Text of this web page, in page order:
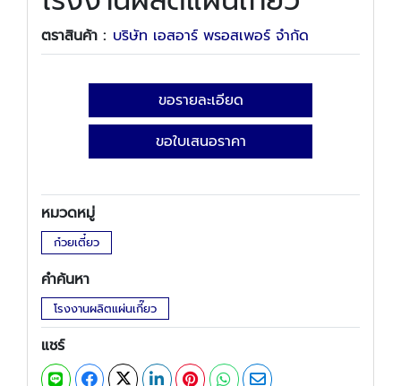
ตราสินค้า : บริษัท เอสอาร์ พรอสเพอร์ จำกัด
ขอรายละเอียด
ขอใบเสนอราคา
หมวดหมู่
ก๋วยเตี๋ยว
คำค้นหา
โรงงานผลิตแผ่นเกี๊ยว
แชร์